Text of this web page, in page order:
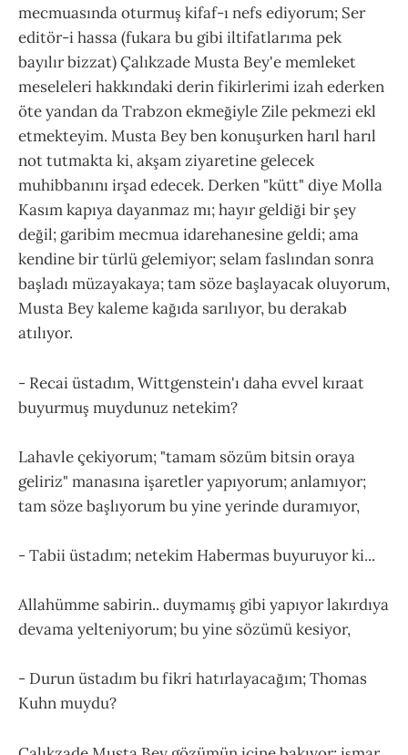
mecmuasında oturmuş kifaf-ı nefs ediyorum; Ser
editör-i hassa (fukara bu gibi iltifatlarıma pek
bayılır bizzat) Çalıkzade Musta Bey'e memleket
meseleleri hakkındaki derin fikirlerimi izah ederken
öte yandan da Trabzon ekmeğiyle Zile pekmezi ekl
etmekteyim. Musta Bey ben konuşurken harıl harıl
not tutmakta ki, akşam ziyaretine gelecek
muhibbanını irşad edecek. Derken "kütt" diye Molla
Kasım kapıya dayanmaz mı; hayır geldiği bir şey
değil; garibim mecmua idarehanesine geldi; ama
kendine bir türlü gelemiyor; selam faslından sonra
başladı müzayakaya; tam söze başlayacak oluyorum,
Musta Bey kaleme kağıda sarılıyor, bu derakab
atılıyor.
- Recai üstadım, Wittgenstein'ı daha evvel kıraat
buyurmuş muydunuz netekim?
Lahavle çekiyorum; "tamam sözüm bitsin oraya
geliriz" manasına işaretler yapıyorum; anlamıyor;
tam söze başlıyorum bu yine yerinde duramıyor,
- Tabii üstadım; netekim Habermas buyuruyor ki...
Allahümme sabirin.. duymamış gibi yapıyor lakırdıya
devama yelteniyorum; bu yine sözümü kesiyor,
- Durun üstadım bu fikri hatırlayacağım; Thomas
Kuhn muydu?